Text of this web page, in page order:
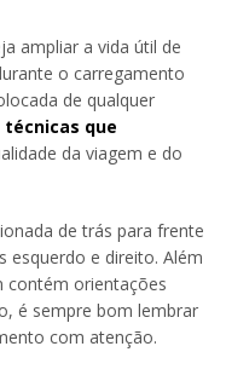
ampliar a vida útil de
o carregamento
de qualquer
técnicas que
da viagem e do
de trás para frente
esquerdo e direito. Além
contém orientações
é sempre bom lembrar
com atenção.